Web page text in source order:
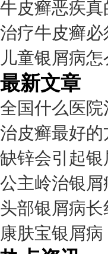
牛皮癣恶疾
治疗牛皮癣必
儿童银屑病怎
最新文章
全国什么医
治皮癣最好
缺锌会引起银
公主岭治银屑
头部银屑病长
康肤宝银屑病